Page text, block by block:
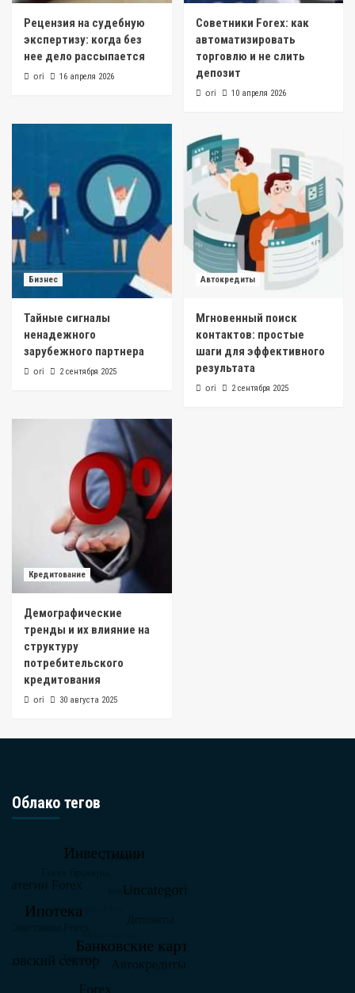
Рецензия на судебную
экспертизу: когда без
нее дело рассыпается
ori 16 апреля 2026
Советники Forex: как
автоматизировать
торговлю и не слить
депозит
ori 10 апреля 2026
Бизнес
Тайные сигналы
ненадежного
зарубежного партнера
ori 2 сентября 2025
Автокредиты
Мгновенный поиск
контактов: простые
шаги для эффективного
результата
ori 2 сентября 2025
Кредитование
Демографические
тренды и их влияние на
структуру
потребительского
кредитования
ori 30 августа 2025
Облако тегов